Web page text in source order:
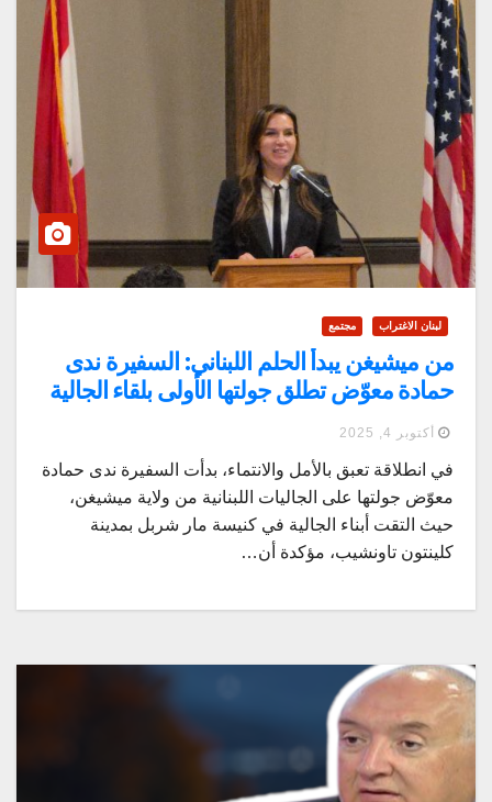
لبنان الاغتراب مجتمع
من ميشيغن يبدأ الحلم اللبناني: السفيرة ندى
حمادة معوّض تطلق جولتها الأولى بلقاء الجالية
في كنيسة مار شربل
أكتوبر 4, 2025
في انطلاقة تعبق بالأمل والانتماء، بدأت السفيرة ندى حمادة
معوّض جولتها على الجاليات اللبنانية من ولاية ميشيغن،
حيث التقت أبناء الجالية في كنيسة مار شربل بمدينة
كلينتون تاونشيب، مؤكدة أن…